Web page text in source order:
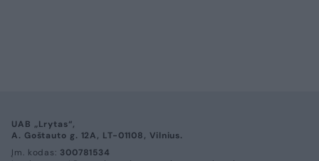
UAB „Lrytas“,
A. Goštauto g. 12A, LT-01108, Vilnius.
Įm. kodas: 300781534